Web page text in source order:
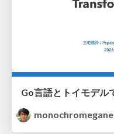
monochromegane